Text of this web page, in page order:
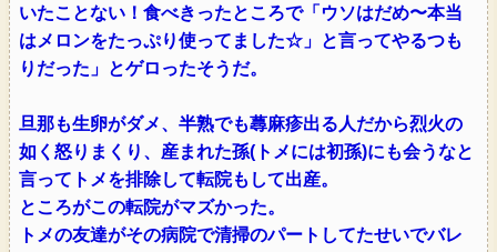
いたことない！食べきったところで「ウソはだめ〜本当
はメロンをたっぷり使ってました☆」と言ってやるつも
りだった」とゲロったそうだ。
旦那も生卵がダメ、半熟でも蕁麻疹出る人だから烈火の
如く怒りまくり、産まれた孫(トメには初孫)にも会うなと
言ってトメを排除して転院もして出産。
ところがこの転院がマズかった。
トメの友達がその病院で清掃のパートしてたせいでバレ